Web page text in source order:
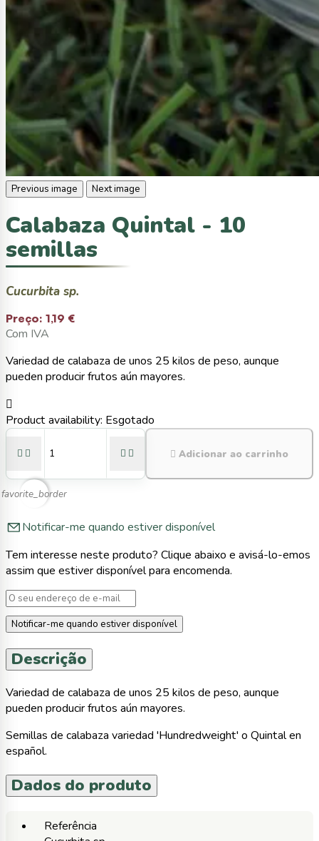
Previous image Next image
Calabaza Quintal - 10
semillas
Cucurbita sp.
Preço: 1,19 €
Com IVA
Variedad de calabaza de unos 25 kilos de peso, aunque
pueden producir frutos aún mayores.

Product availability: Esgotado
     Adicionar ao carrinho
favorite_border
Notificar-me quando estiver disponível
Tem interesse neste produto? Clique abaixo e avisá-lo-emos
assim que estiver disponível para encomenda.
Notificar-me quando estiver disponível
Descrição
Variedad de calabaza de unos 25 kilos de peso, aunque
pueden producir frutos aún mayores.
Semillas de calabaza variedad 'Hundredweight' o Quintal en
español.
Dados do produto
Referência